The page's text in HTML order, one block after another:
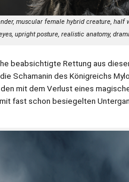
muscular female hybrid creature,
upright posture, realistic anatomy,
beabsichtigte Rettung aus
Schamanin des Königreichs
mit dem Verlust eines
fast schon besiegelten